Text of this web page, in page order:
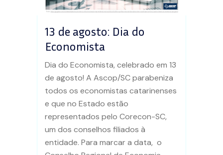
13 de agosto: Dia do
Economista
Dia do Economista, celebrado em 13
de agosto! A Ascop/SC parabeniza
todos os economistas catarinenses
e que no Estado estão
representados pelo Corecon-SC,
um dos conselhos filiados à
entidade. Para marcar a data, o